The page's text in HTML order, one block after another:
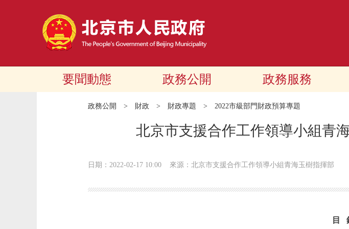
要聞動態 政務公開 政務服務
政務公開 > 財政 > 財政專題 > 2022市級部門財政預算專題
北京市支援合作工作領導小組青
日期：2022-02-17 10:00 來源：北京市支援合作工作領導小組青海玉樹指揮部
目